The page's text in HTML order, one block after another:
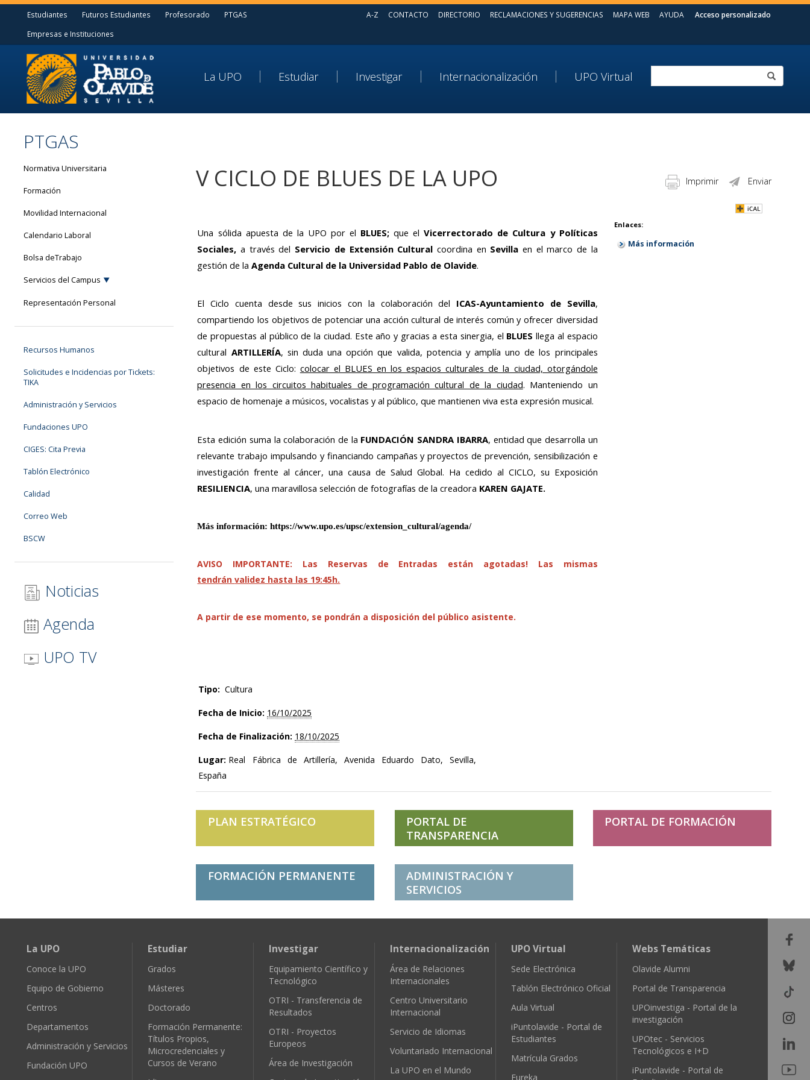
Estudiantes Futuros Estudiantes Profesorado
PTGAS
Empresas e Instituciones
Acceso personalizado
A-Z CONTACTO DIRECTORIO RECLAMACIONES Y SUGERENCIAS MAPA WEB AYUDA
La UPO Estudiar Investigar Internacionalización UPO Virtual
PTGAS
Normativa Universitaria
Formación
Movilidad Internacional
Calendario Laboral
Bolsa deTrabajo
Servicios del Campus
Representación Personal
Recursos Humanos
Solicitudes e Incidencias por Tickets:
TIKA
Administración y Servicios
Fundaciones UPO
CIGES: Cita Previa
Tablón Electrónico
Calidad
Correo Web
BSCW
Noticias
Agenda
UPO TV
Enviar
Imprimir
V CICLO DE BLUES DE LA UPO
Una sólida apuesta de la UPO por el BLUES;que el Vicerrectorado de Cultura y Políticas
Sociales,a través del Servicio de Extensión Cultural coordina en Sevilla en el marco de la
gestión de la Agenda Cultural de la Universidad Pablo de Olavide.
El Ciclo cuenta desde sus inicios con la colaboración del ICAS-Ayuntamiento de Sevilla,
compartiendo los objetivos de potenciar una acción cultural de interés común y ofrecer diversidad
de propuestas al público de la ciudad. Este año y gracias a esta sinergia, el BLUES llega al espacio
cultural ARTILLERÍA, sin duda una opción que valida, potencia y amplía uno de los principales
objetivos de este Ciclo: colocar el BLUES en los espacios culturales de la ciudad, otorgándole
presencia en los circuitos habituales de programación cultural de la ciudad. Manteniendo un
espacio de homenaje a músicos, vocalistas y al público, que mantienen viva esta expresión musical.
Esta edición suma la colaboración de la FUNDACIÓN SANDRA IBARRA, entidad que desarrolla un
relevante trabajo impulsando y financiando campañas y proyectos de prevención, sensibilización e
investigación frente al cáncer, una causa de Salud Global. Ha cedido al CICLO, su Exposición
RESILIENCIA, una maravillosa selección de fotografías de la creadora KAREN GAJATE.
Más información: https://www.upo.es/upsc/extension_cultural/agenda/
AVISO IMPORTANTE: Las Reservas de Entradas están agotadas! Las mismas
tendránvalidez hasta las 19:45h.
A partir de ese momento, se pondrán a disposición del público asistente.
Tipo: Cultura
Fecha de Inicio: 16/10/2025
Fecha de Finalización: 18/10/2025
Lugar: Real Fábrica de Artillería, Avenida Eduardo Dato, Sevilla,
España
Enlaces:
Más información
PLAN ESTRATÉGICO
PORTAL DE
TRANSPARENCIA
PORTAL DE FORMACIÓN
FORMACIÓN PERMANENTE
ADMINISTRACIÓN Y
SERVICIOS
La UPO
Conoce la UPO
Equipo de Gobierno
Centros
Departamentos
Administración y Servicios
Fundación UPO
Estudiar
Grados
Másteres
Doctorado
Formación Permanente:
Títulos Propios,
Microcredenciales y
Cursos de Verano
Investigar
Equipamiento Científico y
Tecnológico
OTRI - Transferencia de
Resultados
OTRI - Proyectos
Europeos
Área de Investigación
Internacionalización
Área de Relaciones
Internacionales
Centro Universitario
Internacional
Servicio de Idiomas
Voluntariado Internacional
La UPO en el Mundo
UPO Virtual
Sede Electrónica
Tablón Electrónico Oficial
Aula Virtual
iPuntolavide - Portal de
Estudiantes
Matrícula Grados
Eureka
Webs Temáticas
Olavide Alumni
Portal de Transparencia
UPOinvestiga - Portal de la
investigación
UPOtec - Servicios
Tecnológicos e I+D
iPuntolavide - Portal de